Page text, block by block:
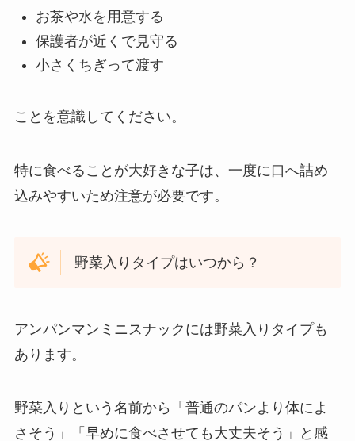
お茶や水を用意する
保護者が近くで見守る
小さくちぎって渡す
ことを意識してください。
特に食べることが大好きな子は、一度に口へ詰め
込みやすいため注意が必要です。
野菜入りタイプはいつから？
アンパンマンミニスナックには野菜入りタイプも
あります。
野菜入りという名前から「普通のパンより体によ
さそう」「早めに食べさせても大丈夫そう」と感